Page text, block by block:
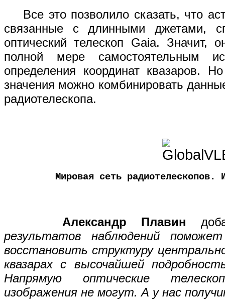
Все это позволило сказать, что
связанные с длинными джетами,
оптический телескоп Gaia. Значит,
полной мере самостоятельным
определения координат квазаров.
значения можно комбинировать
радиотелескопа.
Мировая сеть радиотелескопов.
Александр Плавин
результатов наблюдений
восстановить структуру
квазарах с высочайшей
Напрямую оптические
изображения не могут. А у нас